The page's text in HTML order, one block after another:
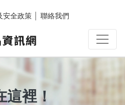
安全政策 聯絡我們
裡！